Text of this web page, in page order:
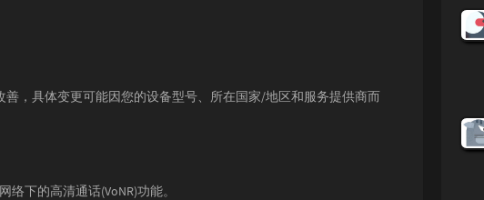
善，具体变更可能因您的设备型号、所在国家/地区和服务提供商而
下的高清通话(VoNR)功能。